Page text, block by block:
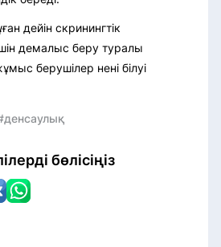
дейін скринингтік
демалыс беру туралы
берушілер нені білуі
бөлісіңіз